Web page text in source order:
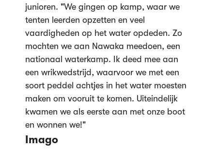
junioren. "We gingen op kamp, waar we
tenten leerden opzetten en veel
vaardigheden op het water opdeden. Zo
mochten we aan Nawaka meedoen, een
nationaal waterkamp. Ik deed mee aan
een wrikwedstrijd, waarvoor we met een
soort peddel achtjes in het water moesten
maken om vooruit te komen. Uiteindelijk
kwamen we als eerste aan met onze boot
en wonnen we!"
Imago